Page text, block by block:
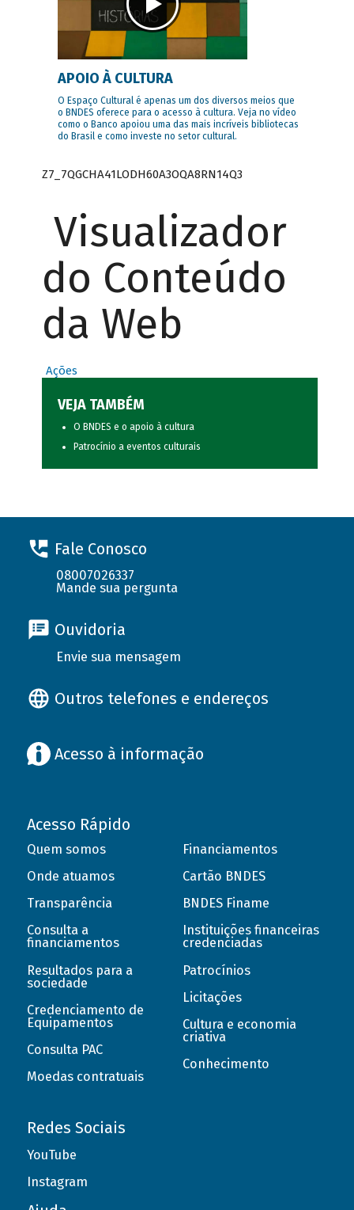
APOIO À CULTURA
O Espaço Cultural é apenas um dos diversos meios que
o BNDES oferece para o acesso à cultura. Veja no vídeo
como o Banco apoiou uma das mais incríveis bibliotecas
do Brasil e como investe no setor cultural.
Z7_7QGCHA41LODH60A3OQA8RN14Q3
Visualizador
do Conteúdo
da Web
Ações
VEJA TAMBÉM
O BNDES e o apoio à cultura
Patrocínio a eventos culturais
Fale Conosco
08007026337
Mande sua pergunta
Ouvidoria
Envie sua mensagem
Outros telefones e endereços
Acesso à informação
Acesso Rápido
Quem somos
Onde atuamos
Transparência
Consulta a
financiamentos
Resultados para a
sociedade
Credenciamento de
Equipamentos
Consulta PAC
Moedas contratuais
Financiamentos
Cartão BNDES
BNDES Finame
Instituições financeiras
credenciadas
Patrocínios
Licitações
Cultura e economia
criativa
Conhecimento
Redes Sociais
YouTube
Instagram